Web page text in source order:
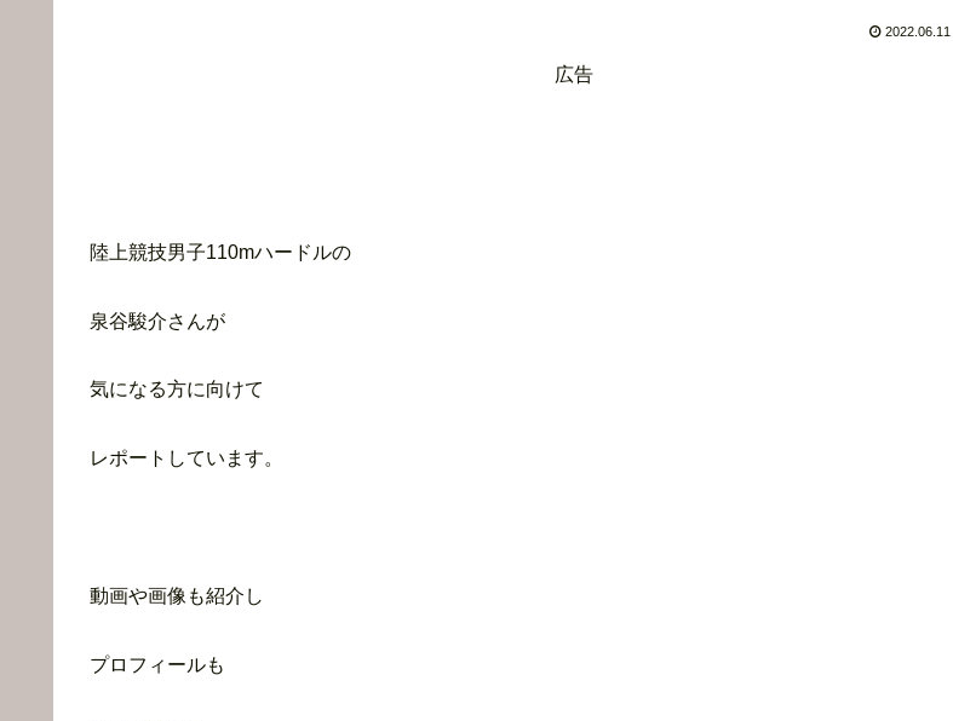
2022.06.11
広告
陸上競技男子110mハードルの
泉谷駿介さんが
気になる方に向けて
レポートしています。
動画や画像も紹介し
プロフィールも